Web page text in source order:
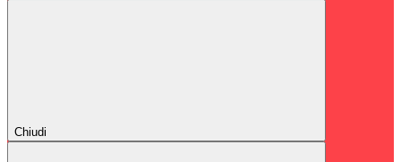
Chiudi